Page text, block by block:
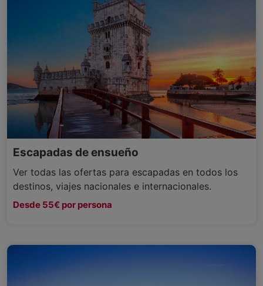
Escapadas de ensueño
Ver todas las ofertas para escapadas en todos los
destinos, viajes nacionales e internacionales.
Desde 55€ por persona